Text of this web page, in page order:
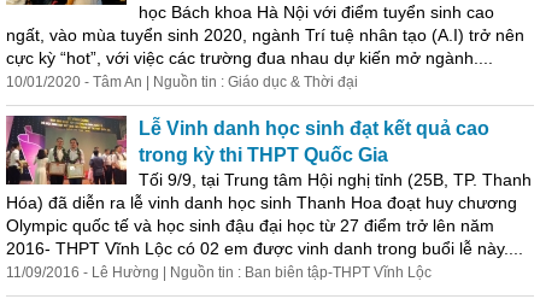
học Bách khoa Hà Nội với điểm tuyển sinh cao
ngất, vào mùa tuyển sinh 2020, ngành Trí tuệ nhân tạo (A.I) trở nên
cực kỳ “hot”, với việc các trường đua nhau dự kiến mở ngành....
10/01/2020 - Tâm An | Nguồn tin : Giáo dục & Thời đại
Lễ Vinh danh học sinh đạt kết quả cao
trong kỳ thi THPT Quốc Gia
Tối 9/9, tại Trung tâm Hội nghị tỉnh (25B, TP. Thanh
Hóa) đã diễn ra lễ vinh danh học sinh Thanh Hoa đoạt huy chương
Olympic quốc tế và học sinh đậu đại học từ 27 điểm trở lên năm
2016- THPT Vĩnh Lộc có 02 em được vinh danh trong buổi lễ này....
11/09/2016 - Lê Hường | Nguồn tin : Ban biên tập-THPT Vĩnh Lộc